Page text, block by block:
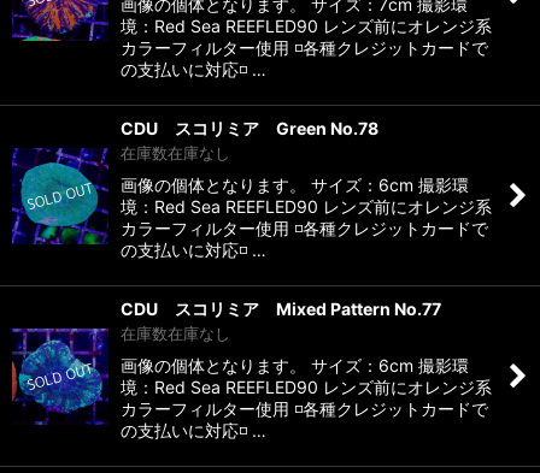
画像の個体となります。 サイズ：7cm 撮影環
境：Red Sea REEFLED90 レンズ前にオレンジ系
カラーフィルター使用 ◽️各種クレジットカードで
の支払いに対応◽️ …
CDU スコリミア Green No.78
在庫数在庫なし
画像の個体となります。 サイズ：6cm 撮影環
境：Red Sea REEFLED90 レンズ前にオレンジ系
カラーフィルター使用 ◽️各種クレジットカードで
の支払いに対応◽️ …
CDU スコリミア Mixed Pattern No.77
在庫数在庫なし
画像の個体となります。 サイズ：6cm 撮影環
境：Red Sea REEFLED90 レンズ前にオレンジ系
カラーフィルター使用 ◽️各種クレジットカードで
の支払いに対応◽️ …